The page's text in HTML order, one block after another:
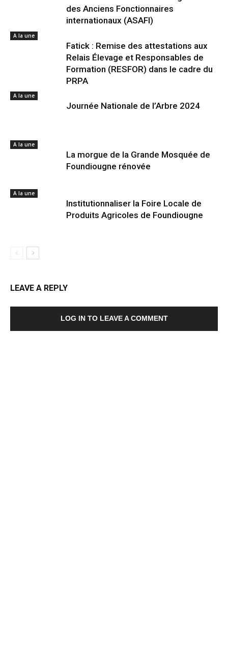
des Anciens Fonctionnaires
internationaux (ASAFI)
A la une
Fatick : Remise des attestations aux
Relais Élevage et Responsables de
Formation (RESFOR) dans le cadre du
PRPA
A la une
Journée Nationale de l’Arbre 2024
A la une
La morgue de la Grande Mosquée de
Foundiougne rénovée
A la une
Institutionnaliser la Foire Locale de
Produits Agricoles de Foundiougne
LEAVE A REPLY
LOG IN TO LEAVE A COMMENT